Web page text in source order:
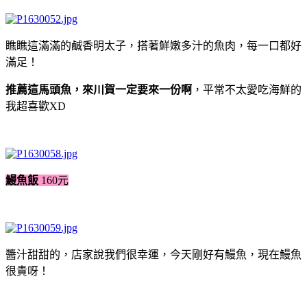
瞧瞧這滿滿的鹹香明太子，搭著鮮嫩多汁的魚肉，每一口都好
滿足！
推薦這馬頭魚，來川賀一定要來一份啊 ，平常不太愛吃海鮮的
我超喜歡XD
鰻魚飯 160元
醬汁甜甜的，店家說我們很幸運，今天剛好有鰻魚，現在鰻魚
很貴呀！